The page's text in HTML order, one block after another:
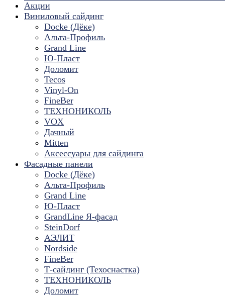
Акции
Виниловый сайдинг
Docke (Дёке)
Альта-Профиль
Grand Line
Ю-Пласт
Доломит
Tecos
Vinyl-On
FineBer
ТЕХНОНИКОЛЬ
VOX
Дачный
Mitten
Аксессуары для сайдинга
Фасадные панели
Docke (Дёке)
Альта-Профиль
Grand Line
Ю-Пласт
GrandLine Я-фасад
SteinDorf
АЭЛИТ
Nordside
FineBer
Т-сайдинг (Техоснастка)
ТЕХНОНИКОЛЬ
Доломит